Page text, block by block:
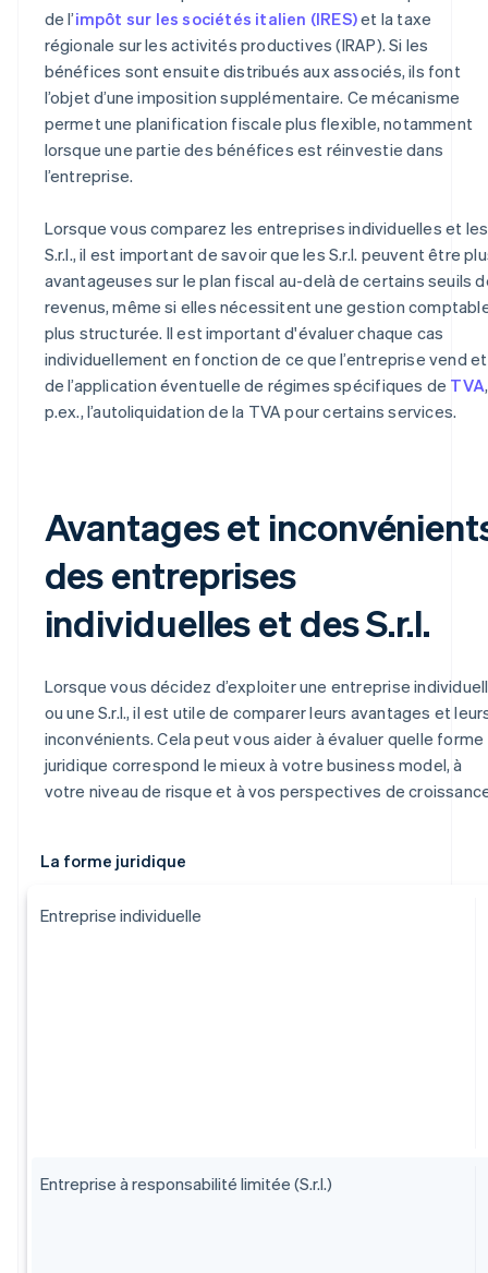
de l’impôt sur les sociétés italien (IRES)et la taxe
régionale sur les activités productives (IRAP). Si les
bénéfices sont ensuite distribués aux associés, ils font
l’objet d’une imposition supplémentaire. Ce mécanisme
permet une planification fiscale plus flexible, notamment
lorsque une partie des bénéfices est réinvestie dans
l’entreprise.
Lorsque vous comparez les entreprises individuelles et les
S.r.l., il est important de savoir que les S.r.l. peuvent être
avantageuses sur le plan fiscal au-delà de certains seuils
revenus, même si elles nécessitent une gestion
plus structurée. Il est important d'évaluer chaque cas
individuellement en fonction de ce que l’entreprise vend et
de l’application éventuelle de régimes spécifiques de TVA,
p.ex., l’autoliquidation de la TVA pour certains services.
Avantages et
des entreprises
individuelles et des S.r.l.
Lorsque vous décidez d’exploiter une entreprise
ou une S.r.l., il est utile de comparer leurs avantages et
inconvénients. Cela peut vous aider à évaluer quelle forme
juridique correspond le mieux à votre business model, à
votre niveau de risque et à vos perspectives de
La forme juridique
Entreprise individuelle
Entreprise à responsabilité limitée (S.r.l.)